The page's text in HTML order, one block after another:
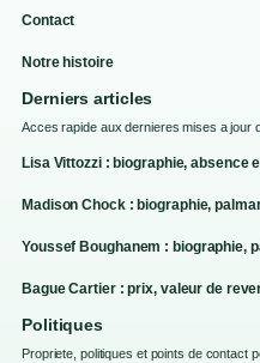
Contact
Notre histoire
Derniers articles
Acces rapide aux dernieres mises a jour
Lisa Vittozzi : biographie, absence
Madison Chock : biographie,
Youssef Boughanem : biographie,
Bague Cartier : prix, valeur de
Politiques
Propriete, politiques et points de contact